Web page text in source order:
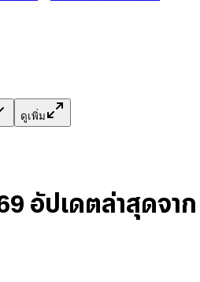
ดูเพิ่ม
อัปเดตล่าสุดจาก